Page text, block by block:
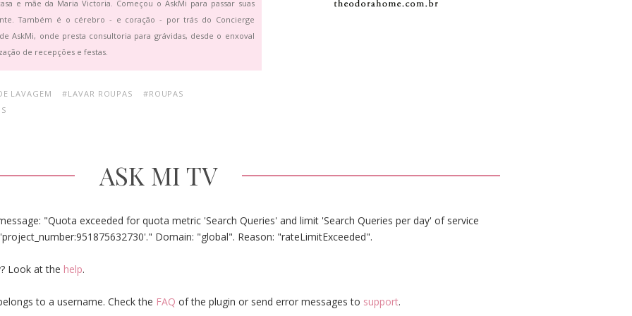
e mãe da Maria Victoria. Começou o AskMi para passar suas
Também é o cérebro - e coração - por trás do Concierge
AskMi, onde presta consultoria para grávidas, desde o enxoval
de recepções e festas.
LAVAGEM #LAVAR ROUPAS
#ROUPAS
ASK MI TV
"Quota exceeded for quota metric 'Search Queries' and limit 'Search Queries per day' of service
Domain: "global". Reason: "rateLimitExceeded".
Look at the help.
to a username. Check the FAQ of the plugin or send error messages to support.